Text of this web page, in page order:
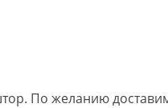
По желанию